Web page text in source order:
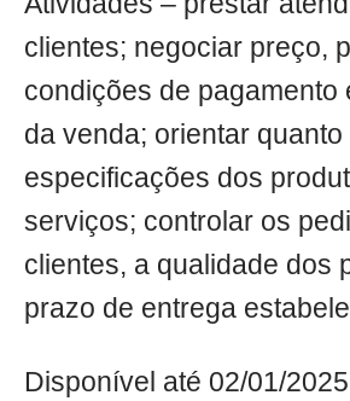
clientes; negociar preço,
condições de pagamento
da venda; orientar quanto
especificações dos
serviços; controlar os
clientes, a qualidade dos
prazo de entrega
Disponível até 02/01/